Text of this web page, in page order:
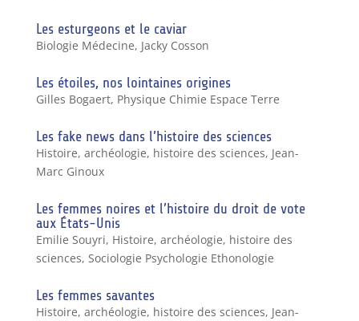
Les esturgeons et le caviar
Biologie Médecine, Jacky Cosson
Les étoiles, nos lointaines origines
Gilles Bogaert, Physique Chimie Espace Terre
Les fake news dans l’histoire des sciences
Histoire, archéologie, histoire des sciences, Jean-
Marc Ginoux
Les femmes noires et l’histoire du droit de vote
aux États-Unis
Emilie Souyri, Histoire, archéologie, histoire des
sciences, Sociologie Psychologie Ethonologie
Les femmes savantes
Histoire, archéologie, histoire des sciences, Jean-